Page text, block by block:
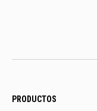
PRODUCTOS